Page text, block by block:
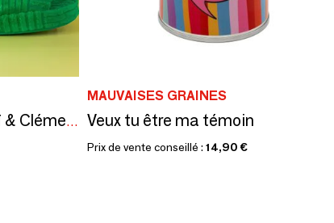
Bougie parfumée Monoï & Clémentine
MAUVAISES GRAINES
Veux tu être ma témoin
Prix de vente conseillé : 14,90 €